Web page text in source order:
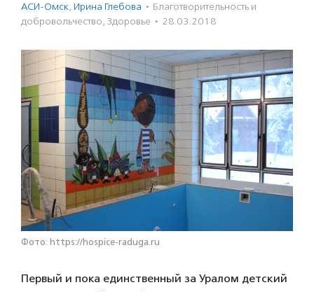
АСИ-Омск, Ирина Глебова · Благотвори­тель­ность и
доброволь­чест­во, Здоровье · 28.03.2018
Фото: https://hospice-raduga.ru
Первый и пока единственный за Уралом детский